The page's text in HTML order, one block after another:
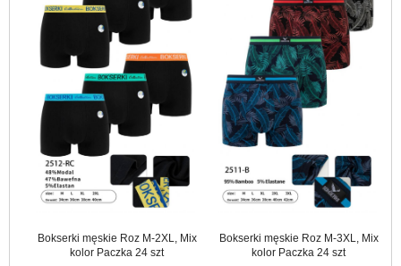
Bokserki męskie Roz M-2XL, Mix
kolor Paczka 24 szt
Bokserki męskie Roz M-3XL, Mix
kolor Paczka 24 szt